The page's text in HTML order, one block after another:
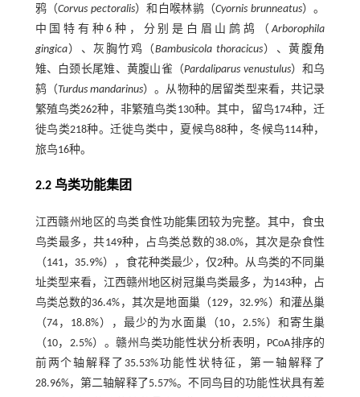
鸦（Corvus pectoralis）和白喉林鹟（Cyornis brunneatus）。
中国特有种6种，分别是白眉山鹧鸪（Arborophila
gingica）、灰胸竹鸡（Bambusicola thoracicus）、黄腹角
雉、白颈长尾雉、黄腹山雀（Pardaliparus venustulus）和乌
鸫（Turdus mandarinus）。从物种的居留类型来看，共记录
繁殖鸟类262种，非繁殖鸟类130种。其中，留鸟174种，迁
徙鸟类218种。迁徙鸟类中，夏候鸟88种，冬候鸟114种，
旅鸟16种。
2.2 鸟类功能集团
江西赣州地区的鸟类食性功能集团较为完整。其中，食虫
鸟类最多，共149种，占鸟类总数的38.0%，其次是杂食性
（141，35.9%），食花种类最少，仅2种。从鸟类的不同巢
址类型来看，江西赣州地区树冠巢鸟类最多，为143种，占
鸟类总数的36.4%，其次是地面巢（129，32.9%）和灌丛巢
（74，18.8%），最少的为水面巢（10，2.5%）和寄生巢
（10，2.5%）。赣州鸟类功能性状分析表明，PCoA排序的
前两个轴解释了35.53%功能性状特征，第一轴解释了
28.96%，第二轴解释了5.57%。不同鸟目的功能性状具有差